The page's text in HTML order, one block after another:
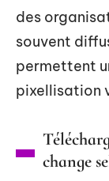
des
souvent
permettent
pixellisation
change